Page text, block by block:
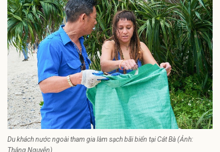
Du khách nước ngoài tham gia làm sạch bãi biển tại Cát Bà (Ảnh:
Thắng Nguyễn)